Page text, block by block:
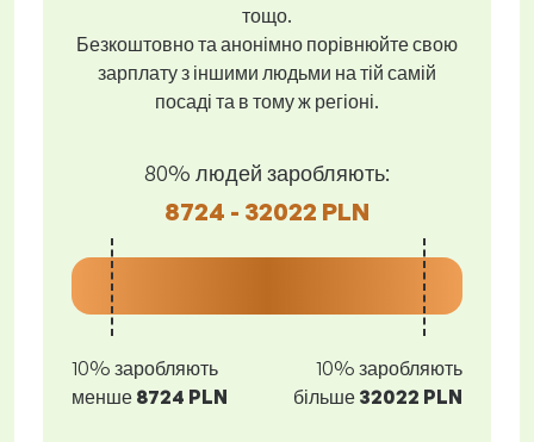
тощо.
Безкоштовно та анонімно порівнюйте свою
зарплату з іншими людьми на тій самій
посаді та в тому ж регіоні.
80% людей заробляють:
8724 - 32022 PLN
10% заробляють
менше 8724 PLN
10% заробляють
більше 32022 PLN